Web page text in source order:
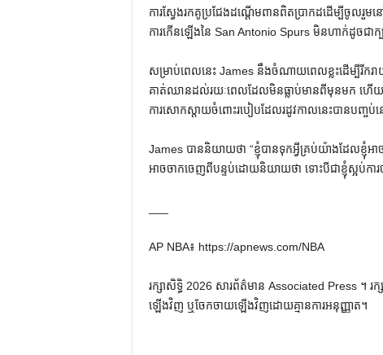
ការស្វែងរកគូប្រជែងដណ្តើមពានពិតប្រាកដដើម្បីចូល
ការកើនឡើងនៃ San Antonio Spurs មិនហាក់ដូច
សម្រាប់ពេលនេះ James នឹងចំណាយពេលខ្លះដើម្បីរីករា
គាត់ឈានដល់រយៈពេលដែលមិនធ្លាប់មានពីមុនមក ហើ
ការសោកស្តាយចំពោះរបៀបដែលរដូវកាលនេះបានបញ្ចប់ន
James បាននិយាយថា “ខ្ញុំបានទុកអ្វីគ្រប់យ៉ាងដែលខ្ញុំអា
អាចចាកចេញពីបន្ទប់ដោយនិយាយថា ទោះបីជាខ្ញុំស្អប់ការ
AP NBA៖ https://apnews.com/NBA
រក្សាសិទ្ធិ 2026 សារព័ត៌មាន Associated Press ។ រក្
ឡើងវិញ ឬចែកចាយឡើងវិញដោយគ្មានការអនុញ្ញាត។